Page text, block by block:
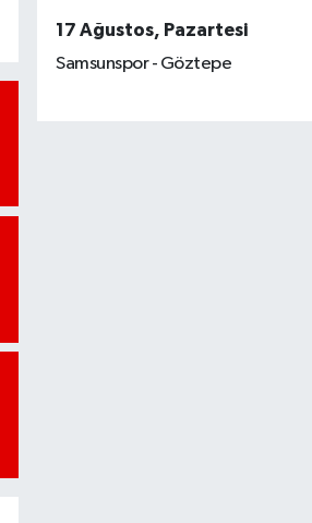
17 Ağustos, Pazartesi
Samsunspor - Göztepe